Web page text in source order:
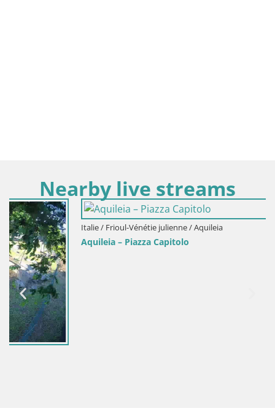
Nearby live streams
Italie / Frioul-Vénétie julienne / Aquileia
Aquileia – Piazza Capitolo